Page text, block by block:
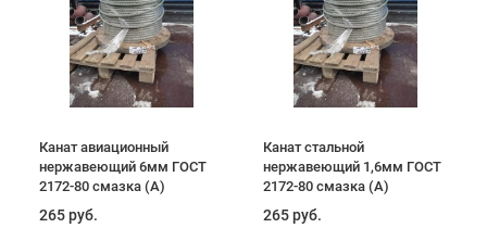
Канат авиационный
нержавеющий 6мм ГОСТ
2172-80 смазка (А)
265 руб.
Канат стальной
нержавеющий 1,6мм ГОСТ
2172-80 смазка (А)
265 руб.